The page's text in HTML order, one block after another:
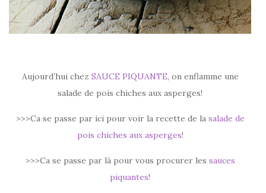
Aujourd’hui chez SAUCE PIQUANTE, on enflamme une
salade de pois chiches aux asperges!
>>>Ca se passe par ici pour voir la recette de la salade de
pois chiches aux asperges!
>>>Ca se passe par là pour vous procurer les sauces
piquantes!